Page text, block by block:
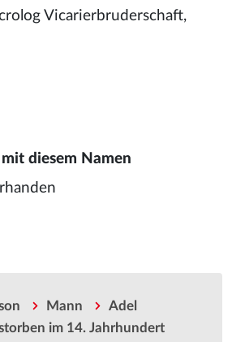
Vicarierbruderschaft,
diesem Namen
Mann
Adel
im 14. Jahrhundert